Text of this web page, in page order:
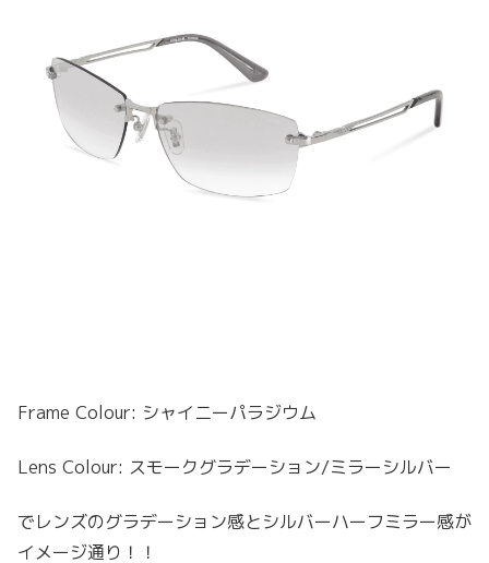
Frame Colour: シャイニーパラジウム
Lens Colour: スモークグラデーション/ミラーシルバー
でレンズのグラデーション感とシルバーハーフミラー感が
イメージ通り！！